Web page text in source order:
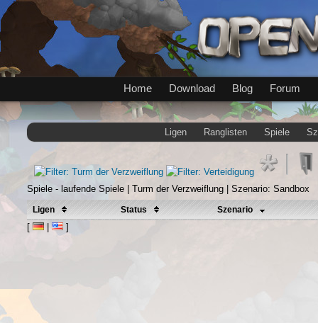
Home Download Blog Forum
Ligen Ranglisten Spiele
Spiele - laufende Spiele | Turm der Verzweiflung | Szenario: Sandbox
Ligen Status Szenario
[ | ]